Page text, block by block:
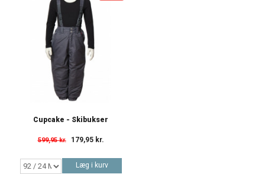
Cupcake - Skibukser
599,95 kr. 179,95 kr.
Læg i kurv